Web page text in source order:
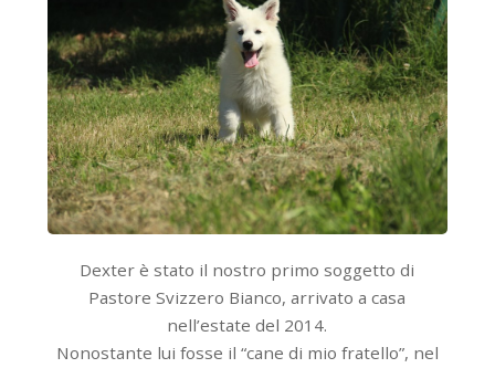
Dexter è stato il nostro primo soggetto di
Pastore Svizzero Bianco, arrivato a casa
nell’estate del 2014.
Nonostante lui fosse il “cane di mio fratello”, nel